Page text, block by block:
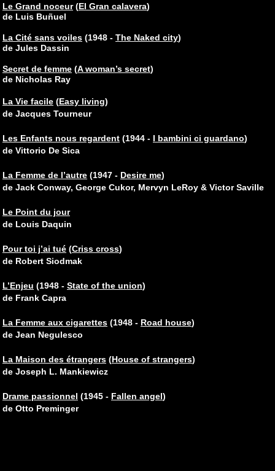
Le Grand noceur(El Gran calavera)
de Luis Buñuel
La Cité sans voiles (1948 - The Naked city)
de Jules Dassin
Secret de femme (A woman’s secret)
de Nicholas Ray
La Vie facile (Easy living)
de Jacques Tourneur
Les Enfants nous regardent (1944 - I bambini ci guardano)
de Vittorio De Sica
La Femme de l’autre (1947 - Desire me)
de Jack Conway, George Cukor, Mervyn LeRoy & Victor Saville
Le Point du jour
de Louis Daquin
Pour toi j’ai tué (Criss cross)
de Robert Siodmak
L’Enjeu (1948 - State of the union)
de Frank Capra
La Femme aux cigarettes (1948 - Road house)
de Jean Negulesco
La Maison des étrangers (House of strangers)
de Joseph L. Mankiewicz
Drame passionnel (1945 - Fallen angel)
de Otto Preminger